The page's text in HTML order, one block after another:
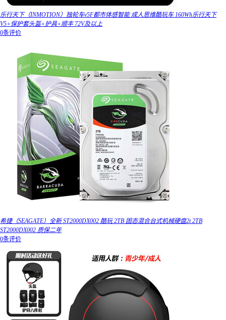
乐行天下（INMOTION）独轮车v5F都市体感智能 成人思维酷玩车 160Wh乐行天下
V5+保护套头盔+护具+顺丰 72V及以上
0条评价
希捷（SEAGATE）全新 ST2000DX002 酷玩 2TB 固态混合台式机械硬盘2t 2TB
ST2000DX002 质保二年
0条评价